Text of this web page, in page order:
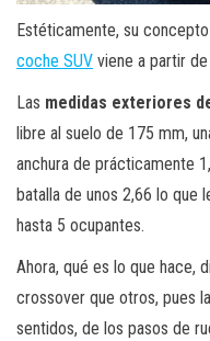
Estéticamente, su
coche SUV viene a partir
Las medidas exteriores
libre al suelo de 175 mm,
anchura de prácticamente
batalla de unos 2,66 lo que
hasta 5 ocupantes.
Ahora, qué es lo que hace,
crossover que otros, pues
sentidos, de los pasos de